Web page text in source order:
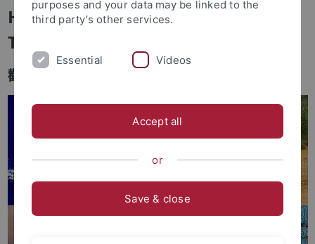
Herzlich willkommen bei der
Tübinger Sinologie!
歡迎您來到圖賓根大學漢學系!
purposes and your data may be linked to the
third party’s other services.
Essential Videos
Accept all
or
Save & close